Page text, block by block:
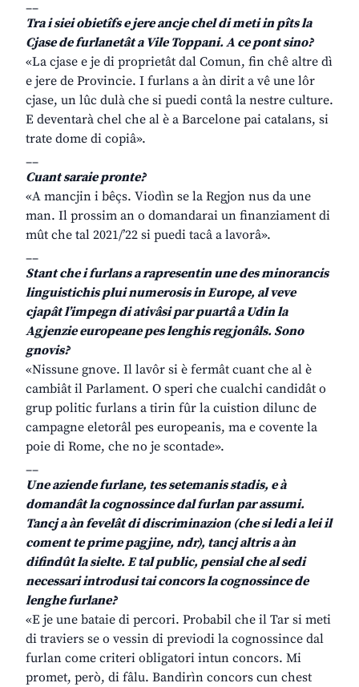
__
Tra i siei obietîfs e jere ancje chel di meti in pîts la
Cjase de furlanetât a Vile Toppani. A ce pont sino?
«La cjase e je di proprietât dal Comun, fin chê altre dì
e jere de Provincie. I furlans a àn dirit a vê une lôr
cjase, un lûc dulà che si puedi contâ la nestre culture.
E deventarà chel che al è a Barcelone pai catalans, si
trate dome di copiâ».
__
Cuant saraie pronte?
«A mancjin i bêçs. Viodìn se la Regjon nus da une
man. Il prossim an o domandarai un finanziament di
mût che tal 2021/’22 si puedi tacâ a lavorâ».
__
Stant che i furlans a rapresentin une des minorancis
linguistichis plui numerosis in Europe, al veve
cjapât l’impegn di ativâsi par puartâ a Udin la
Agjenzie europeane pes lenghis regjonâls. Sono
gnovis?
«Nissune gnove. Il lavôr si è fermât cuant che al è
cambiât il Parlament. O speri che cualchi candidât o
grup politic furlans a tirin fûr la cuistion dilunc de
campagne eletorâl pes europeanis, ma e covente la
poie di Rome, che no je scontade».
__
Une aziende furlane, tes setemanis stadis, e à
domandât la cognossince dal furlan par assumi.
Tancj a àn fevelât di discriminazion (che si ledi a lei il
coment te prime pagjine, ndr), tancj altris a àn
difindût la sielte. E tal public, pensial che al sedi
necessari introdusi tai concors la cognossince de
lenghe furlane?
«E je une bataie di percori. Probabil che il Tar si meti
di traviers se o vessin di previodi la cognossince dal
furlan come criteri obligatori intun concors. Mi
promet, però, di fâlu. Bandirìn concors cun chest